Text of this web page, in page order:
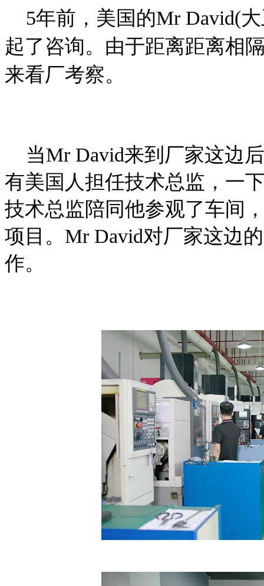
5年前，美国的Mr David(
起了咨询。由于距离距离相
来看厂考察。
当Mr David来到厂家这边
有美国人担任技术总监，一
技术总监陪同他参观了车间
项目。Mr David对厂家这边
作。